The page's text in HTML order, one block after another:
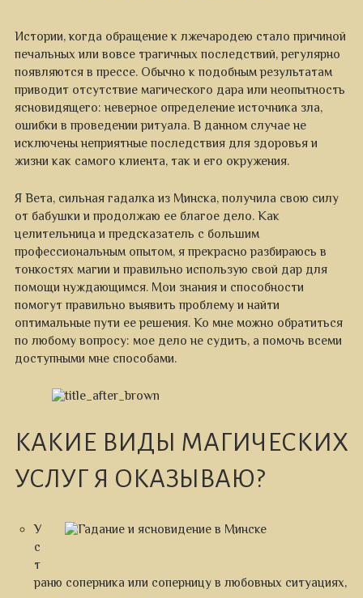
Истории, когда обращение к лжечародею стало причиной
печальных или вовсе трагичных последствий, регулярно
появляются в прессе. Обычно к подобным результатам
приводит отсутствие магического дара или неопытность
ясновидящего: неверное определение источника зла,
ошибки в проведении ритуала. В данном случае не
исключены неприятные последствия для здоровья и
жизни как самого клиента, так и его окружения.
Я Вета, сильная гадалка из Минска, получила свою силу
от бабушки и продолжаю ее благое дело. Как
целительница и предсказатель с большим
профессиональным опытом, я прекрасно разбираюсь в
тонкостях магии и правильно использую свой дар для
помощи нуждающимся. Мои знания и способности
помогут правильно выявить проблему и найти
оптимальные пути ее решения. Ко мне можно обратиться
по любому вопросу: мое дело не судить, а помочь всеми
доступными мне способами.
КАКИЕ ВИДЫ МАГИЧЕСКИХ
УСЛУГ Я ОКАЗЫВАЮ?
У
с
т
раню соперника или соперницу в любовных ситуациях,